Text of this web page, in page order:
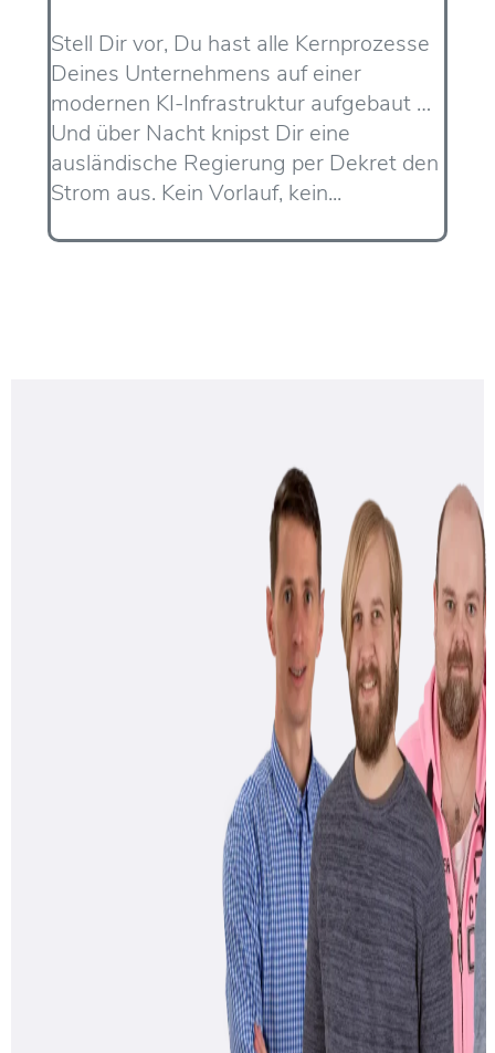
Stell Dir vor, Du hast alle Kernprozesse
Deines Unternehmens auf einer
modernen KI-Infrastruktur aufgebaut …
Und über Nacht knipst Dir eine
ausländische Regierung per Dekret den
Strom aus. Kein Vorlauf, kein...